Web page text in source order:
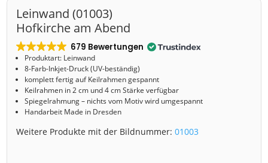
Leinwand (01003)
Hofkirche am Abend
679 Bewertungen
Produktart: Leinwand
8-Farb-Inkjet-Druck (UV-beständig)
komplett fertig auf Keilrahmen gespannt
Keilrahmen in 2 cm und 4 cm Stärke verfügbar
Spiegelrahmung – nichts vom Motiv wird umgespannt
Handarbeit Made in Dresden
Weitere Produkte mit der Bildnummer:01003